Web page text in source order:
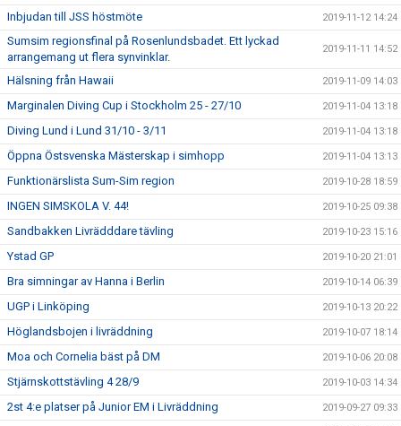
Inbjudan till JSS höstmöte 2019-11-12 14:24
Sumsim regionsfinal på Rosenlundsbadet. Ett lyckad
arrangemang ut flera synvinklar.
2019-11-11 14:52
Hälsning från Hawaii 2019-11-09 14:03
Marginalen Diving Cup i Stockholm 25 - 27/10 2019-11-04 13:18
Diving Lund i Lund 31/10 - 3/11 2019-11-04 13:18
Öppna Östsvenska Mästerskap i simhopp 2019-11-04 13:13
Funktionärslista Sum-Sim region 2019-10-28 18:59
INGEN SIMSKOLA V. 44! 2019-10-25 09:38
Sandbakken Livrädddare tävling 2019-10-23 15:16
Ystad GP 2019-10-20 21:01
Bra simningar av Hanna i Berlin 2019-10-14 06:39
UGP i Linköping 2019-10-13 20:22
Höglandsbojen i livräddning 2019-10-07 18:14
Moa och Cornelia bäst på DM 2019-10-06 20:08
Stjärnskottstävling 4 28/9 2019-10-03 14:34
2st 4:e platser på Junior EM i Livräddning 2019-09-27 09:33